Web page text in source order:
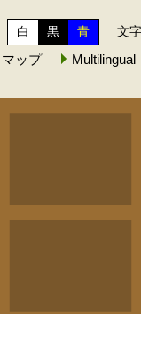
白 黒 青 文
ップ Multilingual